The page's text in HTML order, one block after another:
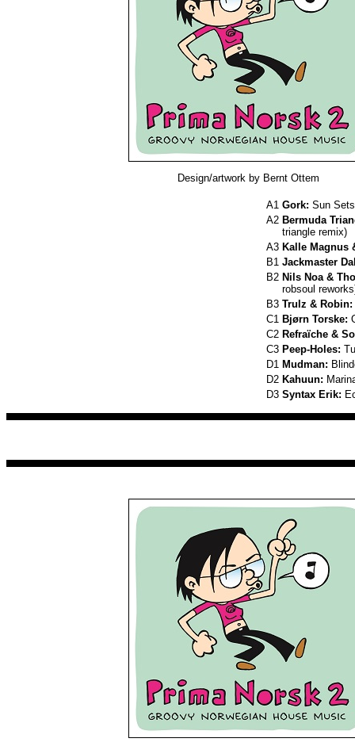
Design/artwork by Bernt Ottem
A1 Gork: Sun
A2 Bermuda
triangle remix)
A3 Kalle Magnus
B1 Jackmaster
B2 Nils Noa &
robsoul
B3 Trulz & Robin:
C1 Bjørn Torske:
C2 Refraïche &
C3 Peep-Holes:
D1 Mudman:
D2 Kahuun:
D3 Syntax Erik: